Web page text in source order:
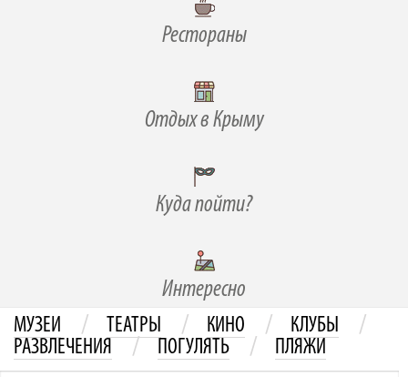
Рестораны
Отдых в Крыму
Куда пойти?
Интересно
МУЗЕИ / ТЕАТРЫ / КИНО / КЛУБЫ /
РАЗВЛЕЧЕНИЯ / ПОГУЛЯТЬ / ПЛЯЖИ